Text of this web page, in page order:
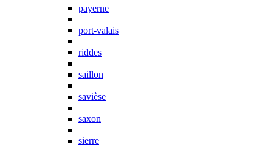
payerne
port-valais
riddes
saillon
savièse
saxon
sierre